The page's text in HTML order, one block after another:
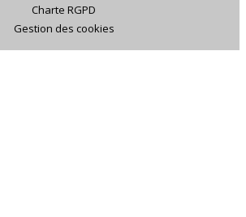
Charte RGPD
Gestion des cookies